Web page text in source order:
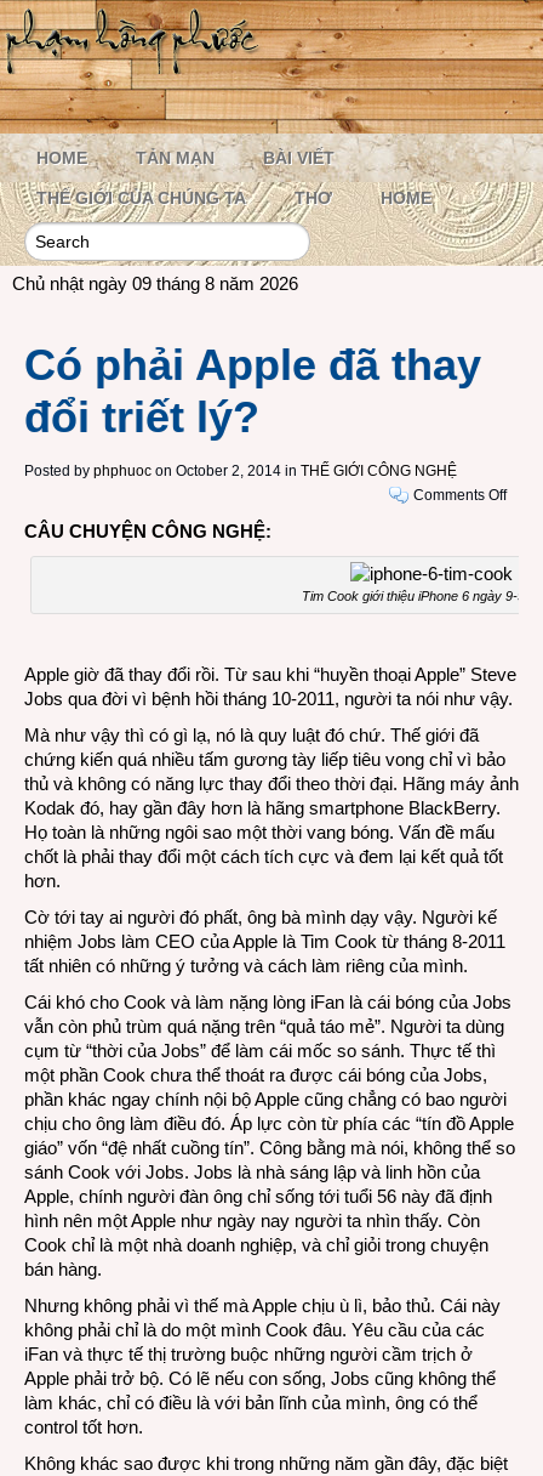
HOME TẢN MẠN BÀI VIẾT
THẾ GIỚI CỦA CHÚNG TA THƠ HOME
Chủ nhật ngày 09 tháng 8 năm 2026
Có phải Apple đã thay
đổi triết lý?
Posted by phphuoc on October 2, 2014 in THẾ GIỚI CÔNG NGHỆ
Comments Offon
Apple
đã
thay
CÂU CHUYỆN CÔNG NGHỆ:
Tim Cook giới thiệu iPhone 6 ngày 9-9-
Apple giờ đã thay đổi rồi. Từ sau khi “huyền thoại Apple” Steve
Jobs qua đời vì bệnh hồi tháng 10-2011, người ta nói như vậy.
Mà như vậy thì có gì lạ, nó là quy luật đó chứ. Thế giới đã
chứng kiến quá nhiều tấm gương tày liếp tiêu vong chỉ vì bảo
thủ và không có năng lực thay đổi theo thời đại. Hãng máy ảnh
Kodak đó, hay gần đây hơn là hãng smartphone BlackBerry.
Họ toàn là những ngôi sao một thời vang bóng. Vấn đề mấu
chốt là phải thay đổi một cách tích cực và đem lại kết quả tốt
hơn.
Cờ tới tay ai người đó phất, ông bà mình dạy vậy. Người kế
nhiệm Jobs làm CEO của Apple là Tim Cook từ tháng 8-2011
tất nhiên có những ý tưởng và cách làm riêng của mình.
Cái khó cho Cook và làm nặng lòng iFan là cái bóng của Jobs
vẫn còn phủ trùm quá nặng trên “quả táo mẻ”. Người ta dùng
cụm từ “thời của Jobs” để làm cái mốc so sánh. Thực tế thì
một phần Cook chưa thể thoát ra được cái bóng của Jobs,
phần khác ngay chính nội bộ Apple cũng chẳng có bao người
chịu cho ông làm điều đó. Áp lực còn từ phía các “tín đồ Apple
giáo” vốn “đệ nhất cuồng tín”. Công bằng mà nói, không thể so
sánh Cook với Jobs. Jobs là nhà sáng lập và linh hồn của
Apple, chính người đàn ông chỉ sống tới tuổi 56 này đã định
hình nên một Apple như ngày nay người ta nhìn thấy. Còn
Cook chỉ là một nhà doanh nghiệp, và chỉ giỏi trong chuyện
bán hàng.
Nhưng không phải vì thế mà Apple chịu ù lì, bảo thủ. Cái này
không phải chỉ là do một mình Cook đâu. Yêu cầu của các
iFan và thực tế thị trường buộc những người cầm trịch ở
Apple phải trở bộ. Có lẽ nếu con sống, Jobs cũng không thể
làm khác, chỉ có điều là với bản lĩnh của mình, ông có thể
control tốt hơn.
Không khác sao được khi trong những năm gần đây, đặc biệt